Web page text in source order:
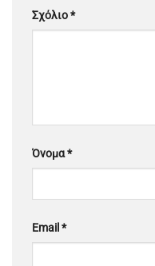
Σχόλιο*
Όνομα*
Email *